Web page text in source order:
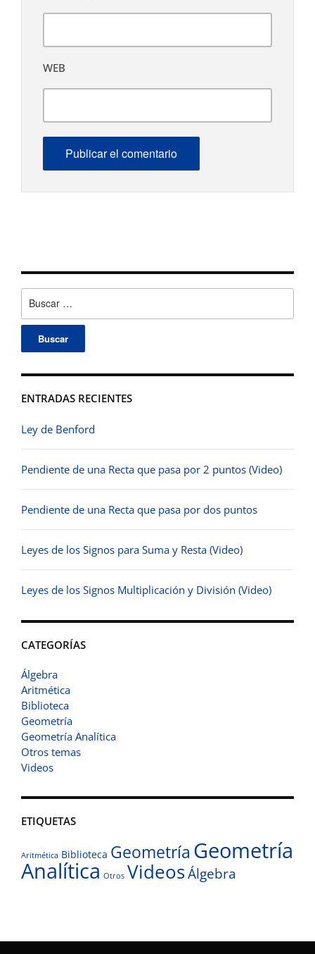
ENTRADAS RECIENTES
Ley de Benford
Pendiente de una Recta que pasa por 2 puntos (Video)
Pendiente de una Recta que pasa por dos puntos
Leyes de los Signos para Suma y Resta (Video)
Leyes de los Signos Multiplicación y División (Video)
CATEGORÍAS
Álgebra
Aritmética
Biblioteca
Geometría
Geometría Analítica
Otros temas
Videos
ETIQUETAS
Aritmética Biblioteca Geometría Geometría
Analítica Otros VideosÁlgebra
WEB